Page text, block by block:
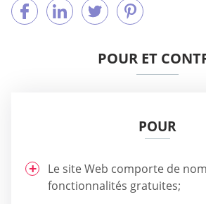
POUR ET
POUR
Le site Web comporte de
fonctionnalités gratuites;